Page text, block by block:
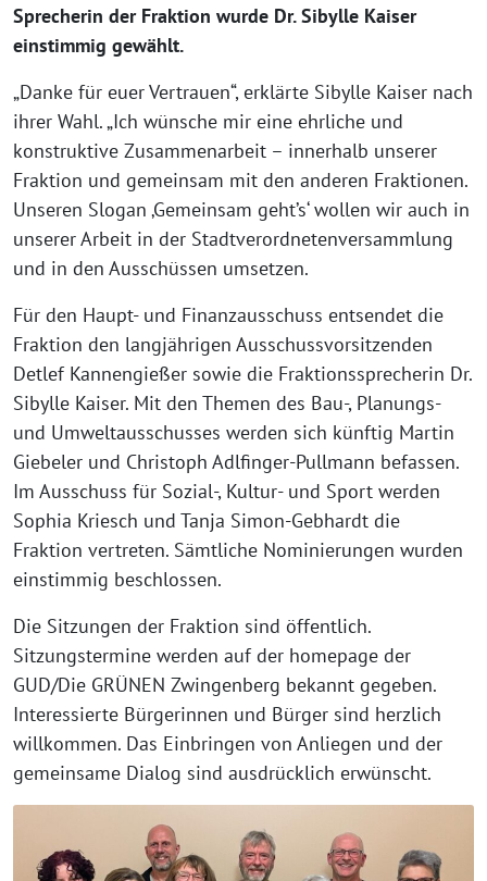
Sprecherin der Fraktion wurde Dr. Sibylle Kaiser
einstimmig gewählt.
„Danke für euer Vertrauen“, erklärte Sibylle Kaiser nach
ihrer Wahl. „Ich wünsche mir eine ehrliche und
konstruktive Zusammenarbeit – innerhalb unserer
Fraktion und gemeinsam mit den anderen Fraktionen.
Unseren Slogan ‚Gemeinsam geht’s‘ wollen wir auch in
unserer Arbeit in der Stadtverordnetenversammlung
und in den Ausschüssen umsetzen.
Für den Haupt- und Finanzausschuss entsendet die
Fraktion den langjährigen Ausschussvorsitzenden
Detlef Kannengießer sowie die Fraktionssprecherin Dr.
Sibylle Kaiser. Mit den Themen des Bau-, Planungs-
und Umweltausschusses werden sich künftig Martin
Giebeler und Christoph Adlfinger-Pullmann befassen.
Im Ausschuss für Sozial-, Kultur- und Sport werden
Sophia Kriesch und Tanja Simon-Gebhardt die
Fraktion vertreten. Sämtliche Nominierungen wurden
einstimmig beschlossen.
Die Sitzungen der Fraktion sind öffentlich.
Sitzungstermine werden auf der homepage der
GUD/Die GRÜNEN Zwingenberg bekannt gegeben.
Interessierte Bürgerinnen und Bürger sind herzlich
willkommen. Das Einbringen von Anliegen und der
gemeinsame Dialog sind ausdrücklich erwünscht.